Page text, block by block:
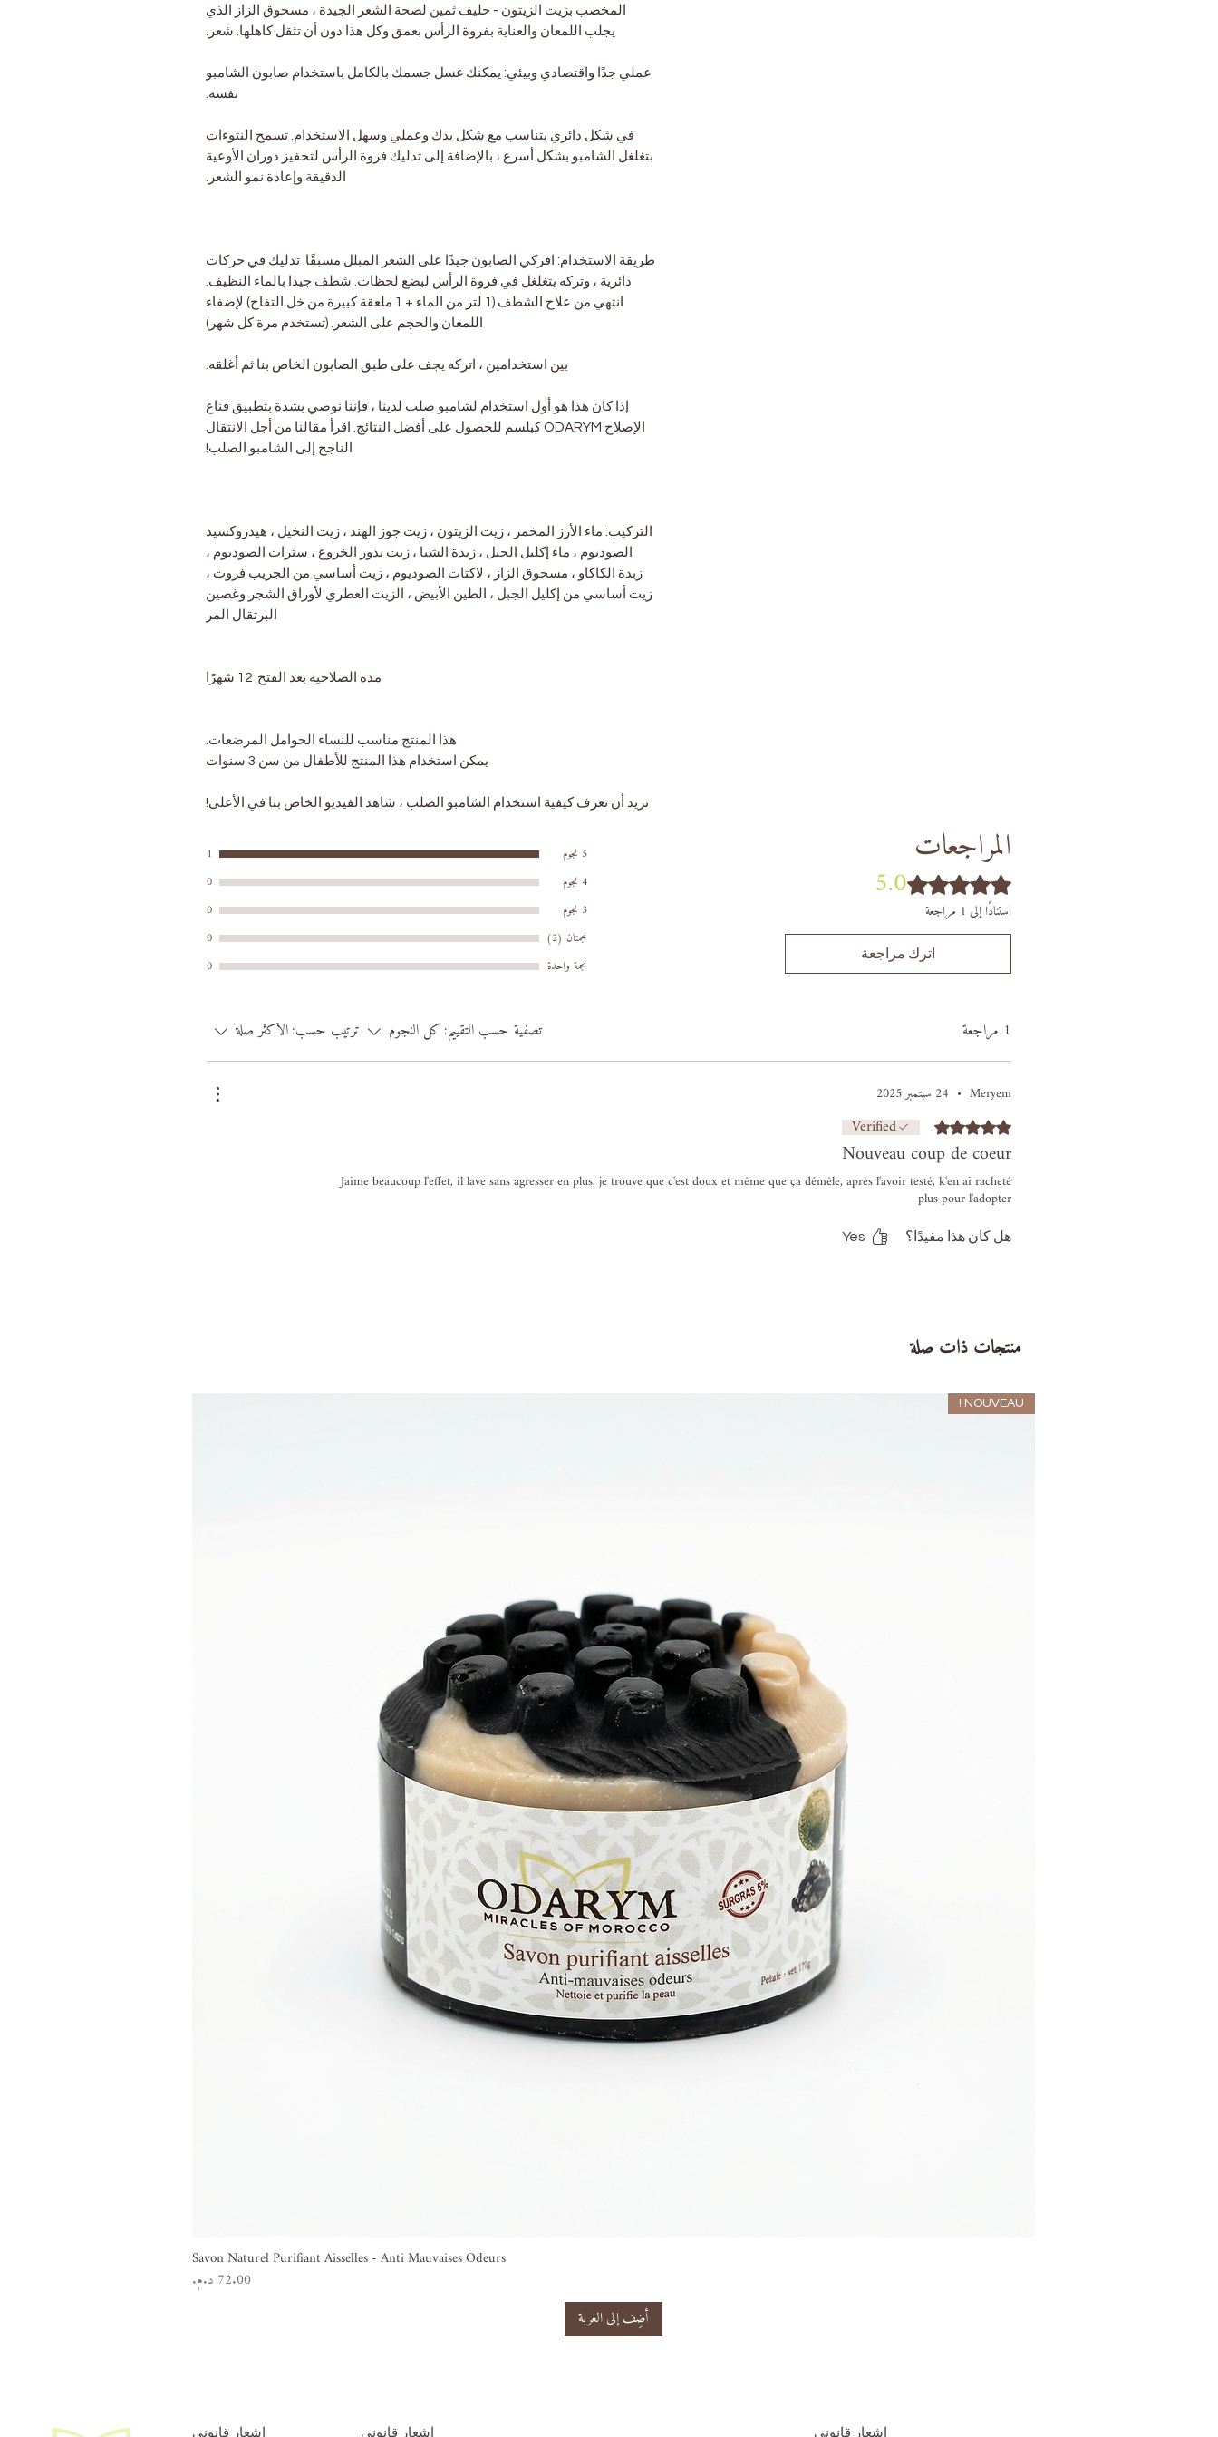
المخصب بزيت الزيتون - حليف ثمين لصحة الشعر الجيدة ، مسحوق الزاز الذي
يجلب اللمعان والعناية بفروة الرأس بعمق وكل هذا دون أن تثقل كاهلها. شعر.
عملي جدًا واقتصادي وبيئي: يمكنك غسل جسمك بالكامل باستخدام صابون الشامبو
نفسه.
في شكل دائري يتناسب مع شكل يدك وعملي وسهل الاستخدام. تسمح النتوءات
بتغلغل الشامبو بشكل أسرع ، بالإضافة إلى تدليك فروة الرأس لتحفيز دوران الأوعية
الدقيقة وإعادة نمو الشعر.
طريقة الاستخدام: افركي الصابون جيدًا على الشعر المبلل مسبقًا. تدليك في حركات
دائرية ، وتركه يتغلغل في فروة الرأس لبضع لحظات. شطف جيدا بالماء النظيف.
انتهي من علاج الشطف (1 لتر من الماء + 1 ملعقة كبيرة من خل التفاح) لإضفاء
اللمعان والحجم على الشعر. (تستخدم مرة كل شهر)
بين استخدامين ، اتركه يجف على طبق الصابون الخاص بنا ثم أغلقه.
إذا كان هذا هو أول استخدام لشامبو صلب لدينا ، فإننا نوصي بشدة بتطبيق قناع
الإصلاح ODARYM كبلسم للحصول على أفضل النتائج. اقرأ مقالنا من أجل الانتقال
الناجح إلى الشامبو الصلب!
التركيب: ماء الأرز المخمر ، زيت الزيتون ، زيت جوز الهند ، زيت النخيل ، هيدروكسيد
الصوديوم ، ماء إكليل الجبل ، زبدة الشيا ، زيت بذور الخروع ، سترات الصوديوم ،
زبدة الكاكاو ، مسحوق الزاز ، لاكتات الصوديوم ، زيت أساسي من الجريب فروت ،
زيت أساسي من إكليل الجبل ، الطين الأبيض ، الزيت العطري لأوراق الشجر وغصين
البرتقال المر
مدة الصلاحية بعد الفتح: 12 شهرًا
هذا المنتج مناسب للنساء الحوامل المرضعات.
يمكن استخدام هذا المنتج للأطفال من سن 3 سنوات
تريد أن تعرف كيفية استخدام الشامبو الصلب ، شاهد الفيديو الخاص بنا في الأعلى!
المراجعات
تم التقييم بـ 5 من أصل 5 نجوم. 5.0
استنادًا إلى 1 مراجعة
اترك مراجعة
5 نجوم
1
4 نجوم
0
3 نجوم
0
نجمتان (2)
0
نجمة واحدة
0
1 مراجعة تصفية حسب التقييم:كل النجوم ترتيب حسب:الأكثر صلة
Meryem
• 24 سبتمبر 2025
تم التقييم بـ 5 من أصل 5 نجوم. Verified
Nouveau coup de coeur
Jaime beaucoup l'effet, il lave sans agresser en plus, je trouve que c'est doux et même que ça démêle, après l'avoir testé, k'en ai racheté
plus pour l'adopter
هل كان هذا مفيدًا؟ Yes
منتجات ذات صلة
NOUVEAU !
Savon Naturel Purifiant Aisselles - Anti Mauvaises Odeurs
السعر
أضِف إلى العربة
إشعار قانوني إشعار قانوني إشعار قانوني